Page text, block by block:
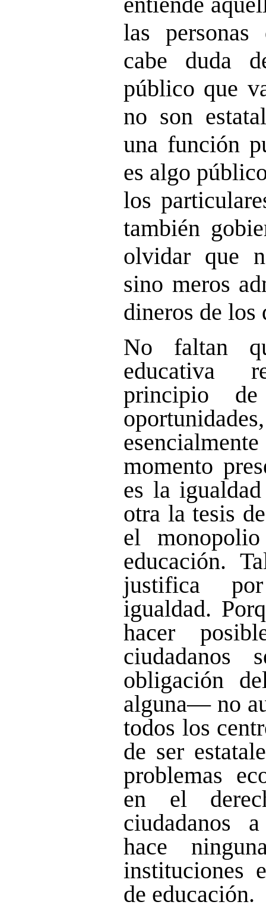
las
cabe duda
público que
no son
una función
es algo
los
también
olvidar que
sino meros
dineros de los
No faltan
educativa
principio
momento
es la
otra la tesis
el
educación.
justifica
igualdad.
hacer
ciudadanos
obligación
alguna— no
todos los
de ser
problemas
en el
ciudadanos
hace
instituciones
de educación.